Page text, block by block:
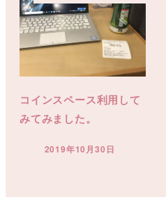
コインスペース利用して
みてみました。
投稿日
2019年10月30日